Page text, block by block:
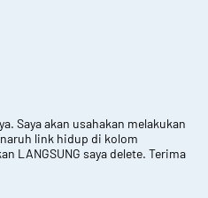
Saya akan usahakan melakukan
link hidup di kolom
LANGSUNG saya delete. Terima